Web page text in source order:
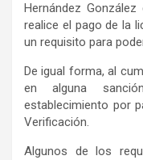
Hernández González
realice el pago de la
un requisito para
De igual forma, al
enalguna
establecimiento por
Verificación.
Algunos de los